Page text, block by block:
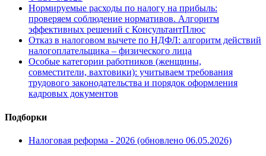
Нормируемые расходы по налогу на прибыль:
проверяем соблюдение нормативов. Алгоритм
эффективных решений с КонсультантПлюс
Отказ в налоговом вычете по НДФЛ: алгоритм действий
налогоплательщика – физического лица
Особые категории работников (женщины,
совместители, вахтовики): учитываем требования
трудового законодательства и порядок оформления
кадровых документов
Подборки
Налоговая реформа - 2026 (обновлено 06.05.2026)